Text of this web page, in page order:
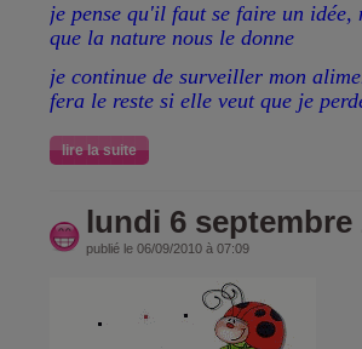
je pense qu'il faut se faire un
que la nature nous le donne
je continue de surveiller mon
fera le reste si elle veut que je
lire la suite
lundi 6 septembre
publié le 06/09/2010 à 07:09